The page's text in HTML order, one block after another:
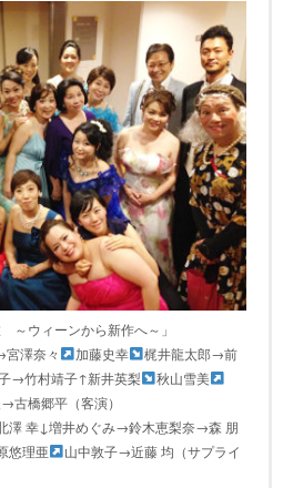
ウィーンから新作へ～」
宮澤奈々
加藤史幸
梶井龍太郎→前
→竹村靖子↑新井英梨
秋山雪美
古橋郷平（客演）
澤 幸↓増井めぐみ→鈴木恵梨奈→森 朋
悠理亜
山中敦子→近藤 均（サプライ